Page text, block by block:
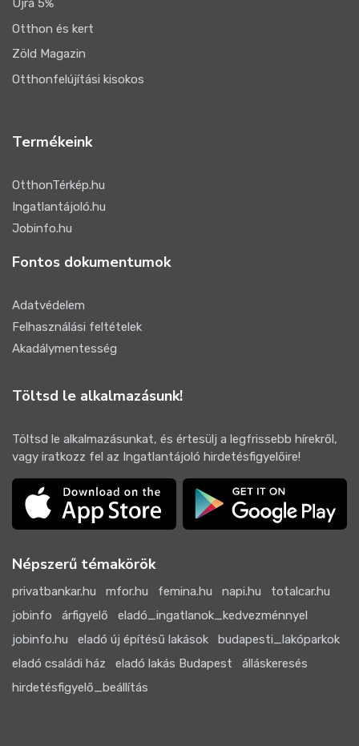
Újra 5%
Otthon és kert
Zöld Magazin
Otthonfelújítási kisokos
Termékeink
OtthonTérkép.hu
Ingatlantájoló.hu
Jobinfo.hu
Fontos dokumentumok
Adatvédelem
Felhasználási feltételek
Akadálymentesség
Töltsd le alkalmazásunk!
Töltsd le alkalmazásunkat, és értesülj a legfrissebb hírekről,
vagy iratkozz fel az Ingatlantájoló hirdetésfigyelőire!
Népszerű témakörök
privatbankar.hu mfor.hu femina.hu napi.hu
totalcar.hu
jobinfo
árfigyelő
eladó_ingatlanok_kedvezménnyel
jobinfo.hu
eladó új építésű lakások
budapesti_lakóparkok
eladó családi ház
eladó lakás Budapest
álláskeresés
hirdetésfigyelő_beállítás